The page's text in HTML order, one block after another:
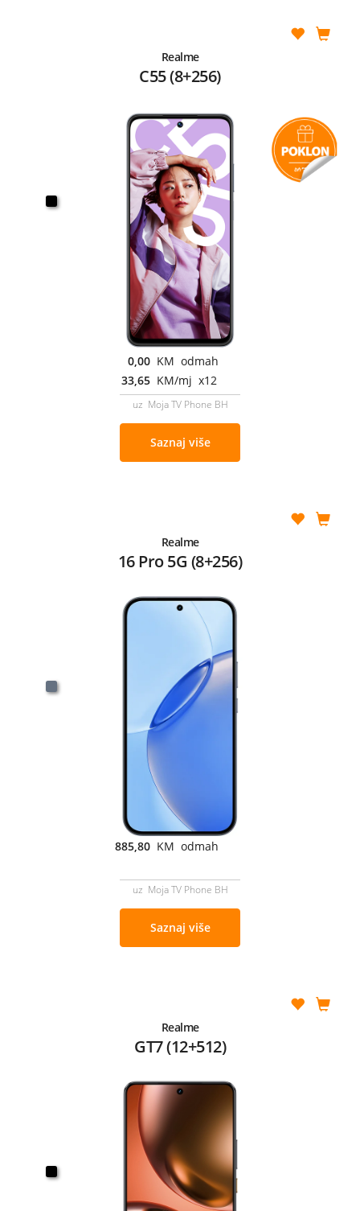
Realme
C55 (8+256)
0,00 KM odmah
33,65 KM/mj x12
uz Moja TV Phone BH
Saznaj više
Realme
16 Pro 5G (8+256)
885,80 KM odmah
uz Moja TV Phone BH
Saznaj više
Realme
GT7 (12+512)